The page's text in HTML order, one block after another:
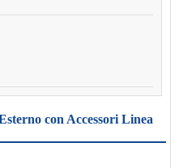
con Accessori Linea